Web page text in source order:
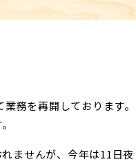
務を再開しております。
ませんが、今年は11日夜